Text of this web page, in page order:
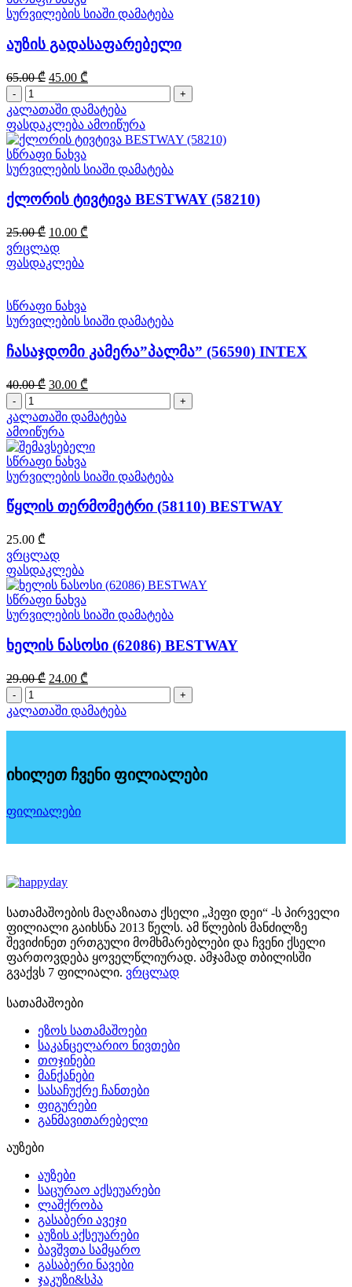
სურვილების სიაში დამატება
აუზის გადასაფარებელი
65.00₾ Original
price
was:
65.00 ₾.
45.00 ₾
price
is:
45.00 ₾.
რაოდენობა:
აუზის
გადასაფარებელი
კალათაში დამატება
ფასდაკლება ამოიწურა
სწრაფი ნახვა
სურვილების სიაში დამატება
ქლორის ტივტივა BESTWAY (58210)
25.00₾ Original
price
was:
25.00 ₾.
10.00 ₾
ვრცლად
ფასდაკლება
სწრაფი ნახვა
სურვილების სიაში დამატება
ჩასაჯდომი კამერა”პალმა” (56590) INTEX
40.00₾ Original
price
was:
40.00 ₾.
30.00 ₾
price
is:
30.00 ₾.
რაოდენობა:
ჩასაჯდომი
კამერა"პალმა"
(56590)
INTEX
კალათაში დამატება
ამოიწურა
სწრაფი ნახვა
სურვილების სიაში დამატება
წყლის თერმომეტრი (58110) BESTWAY
25.00 ₾
ვრცლად
ფასდაკლება
სწრაფი ნახვა
სურვილების სიაში დამატება
ხელის ნასოსი (62086) BESTWAY
29.00₾ Original
price
was:
29.00 ₾.
24.00 ₾
price
is:
24.00 ₾.
რაოდენობა:
ხელის
კალათაში დამატება
იხილეთ ჩვენი ფილიალები
ფილიალები
სათამაშოების მაღაზიათა ქსელი „ჰეფი დეი“ -ს პირველი
ფილიალი გაიხსნა 2013 წელს. ამ წლების მანძილზე
შევიძინეთ ერთგული მომხმარებლები და ჩვენი ქსელი
ფართოვდება ყოველწლიურად. ამჯამად თბილისში
გვაქვს 7 ფილიალი. ვრცლად
სათამაშოები
ეზოს სათამაშოები
საკანცელარიო ნივთები
თოჯინები
მანქანები
სასაჩუქრე ჩანთები
ფიგურები
განმავითარებელი
აუზები
აუზები
საცურაო აქსეუარები
ლაშქრობა
გასაბერი ავეჯი
აუზის აქსეუარები
ბავშვთა სამყარო
გასაბერი ნავები
ჯაკუზი&სპა